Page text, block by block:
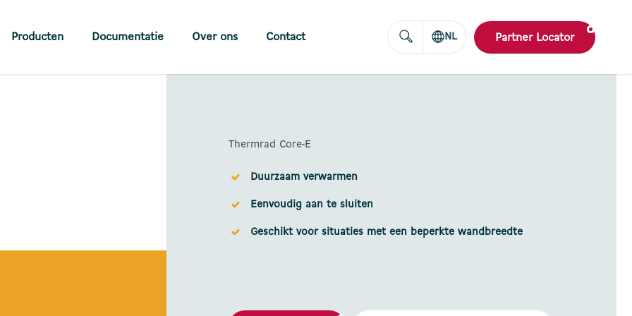
Producten Documentatie Over ons Contact NL Partner Locator
Thermrad Core-E
Duurzaam verwarmen
Eenvoudig aan te sluiten
Geschikt voor situaties met een beperkte wandbreedte